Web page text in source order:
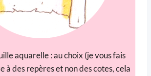
aquarelle : au choix (je vous fais
à des repères et non des cotes, cela